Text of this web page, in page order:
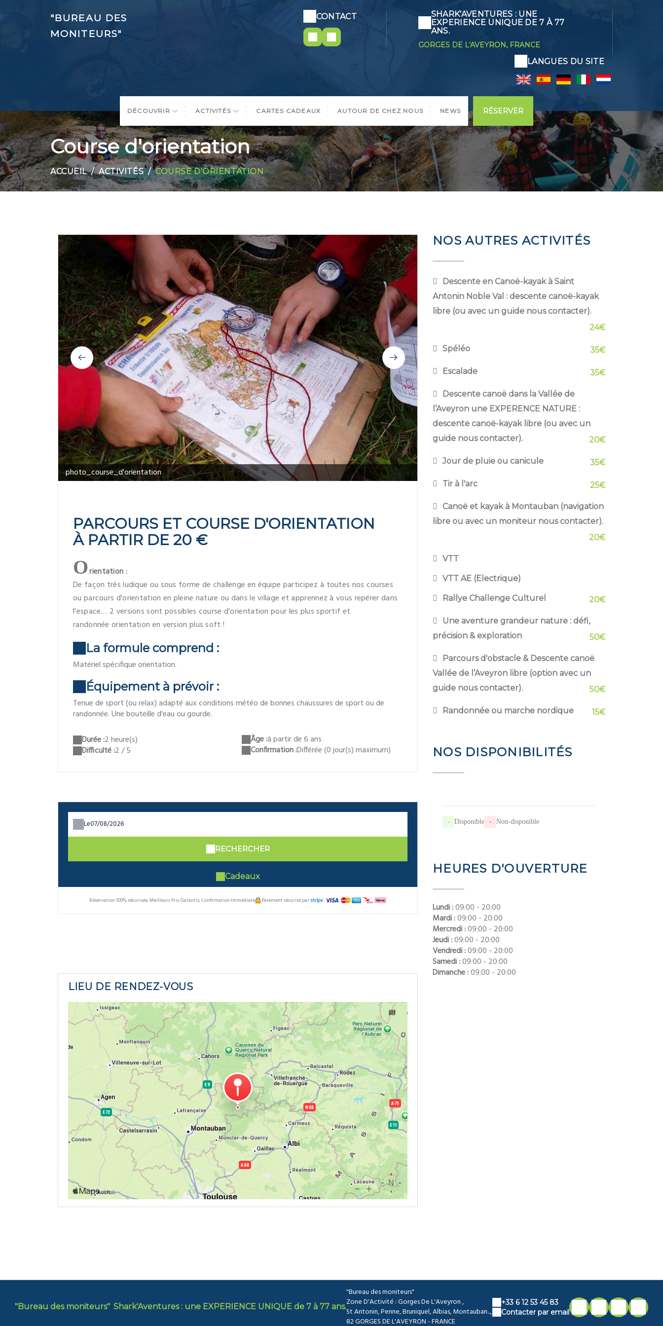
"BUREAU DES
MONITEURS"
CONTACT
SHARK'AVENTURES : UNE
EXPERIENCE UNIQUE DE 7 À 77
ANS.
GORGES DE L'AVEYRON, FRANCE
LANGUES DU SITE
DÉCOUVRIR ACTIVITÉS CARTES CADEAUX AUTOUR DE CHEZ NOUS NEWS RÉSERVER
Course d'orientation
ACCUEIL ACTIVITÉS COURSE D'ORIENTATION
photo_course_d'orientation
PARCOURS ET COURSE D'ORIENTATION
À PARTIR DE 20 €
Orientation :
De façon très ludique ou sous forme de challenge en équipe participez à toutes nos courses
ou parcours d'orientation en pleine nature ou dans le village et apprennez à vous repérer dans
l'espace… 2 versions sont possibles course d'orientation pour les plus sportif et
randonnée orientation en version plus soft !
La formule comprend :
Matériel spécifique orientation.
Équipement à prévoir :
Tenue de sport (ou relax) adapté aux conditions météo de bonnes chaussures de sport ou de
randonnée. Une bouteille d'eau ou gourde.
Durée :2 heure(s)
Difficulté :2 / 5
Âge :à partir de 6 ans
Confirmation :Différée (0 jour(s) maximum)
Le
RECHERCHER
Cadeaux
Réservation 100% sécurisée, Meilleurs Prix Garantis, Confirmation Immédiate Paiement sécurisé par
LIEU DE RENDEZ-VOUS
NOS AUTRES ACTIVITÉS
Descente en Canoë-kayak à Saint
Antonin Noble Val : descente canoë-kayak
libre (ou avec un guide nous contacter).
24€
Spéléo 35€
Escalade 35€
Descente canoë dans la Vallée de
l’Aveyron une EXPERENCE NATURE :
descente canoë-kayak libre (ou avec un
guide nous contacter).
20€
Jour de pluie ou canicule 35€
Tir à l'arc 25€
Canoë et kayak à Montauban (navigation
libre ou avec un moniteur nous contacter).
20€
VTT
VTT AE (Electrique)
Rallye Challenge Culturel 20€
Une aventure grandeur nature : défi,
précision & exploration
50€
Parcours d'obstacle & Descente canoë
Vallée de l’Aveyron libre (option avec un
guide nous contacter).
50€
Randonnée ou marche nordique 15€
NOS DISPONIBILITÉS
- Disponible - Non-disponible
HEURES D'OUVERTURE
Lundi :09:00 - 20:00
Mardi :09:00 - 20:00
Mercredi :09:00 - 20:00
Jeudi :09:00 - 20:00
Vendredi :09:00 - 20:00
Samedi :09:00 - 20:00
Dimanche :09:00 - 20:00
"Bureau des moniteurs" Shark'Aventures : une EXPERIENCE UNIQUE de 7 à 77 ans.
"Bureau des moniteurs"
Zone D'Activité : Gorges De L'Aveyron ,
St Antonin, Penne, Bruniquel, Albias, Montauban...,
82 GORGES DE L'AVEYRON - FRANCE
+33 6 12 53 45 83
Contacter par email